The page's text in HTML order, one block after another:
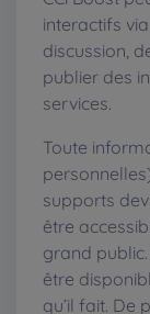
interactifs
discussion,
publier des
services.
Toute
supports
être
grand
être
qu’il fait. De